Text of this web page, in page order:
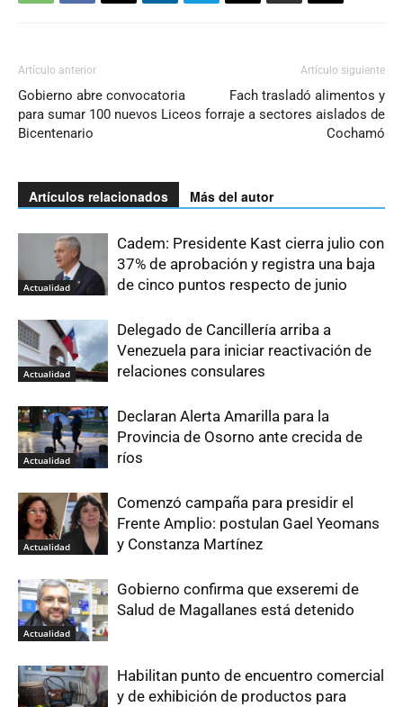
Artículo anterior
Gobierno abre convocatoria
para sumar 100 nuevos Liceos
Bicentenario
Artículo siguiente
Fach trasladó alimentos y
forraje a sectores aislados de
Cochamó
Artículos relacionados Más del autor
Actualidad
Cadem: Presidente Kast cierra julio con
37% de aprobación y registra una baja
de cinco puntos respecto de junio
Actualidad
Delegado de Cancillería arriba a
Venezuela para iniciar reactivación de
relaciones consulares
Actualidad
Declaran Alerta Amarilla para la
Provincia de Osorno ante crecida de
ríos
Actualidad
Comenzó campaña para presidir el
Frente Amplio: postulan Gael Yeomans
y Constanza Martínez
Actualidad
Gobierno confirma que exseremi de
Salud de Magallanes está detenido
Habilitan punto de encuentro comercial
y de exhibición de productos para